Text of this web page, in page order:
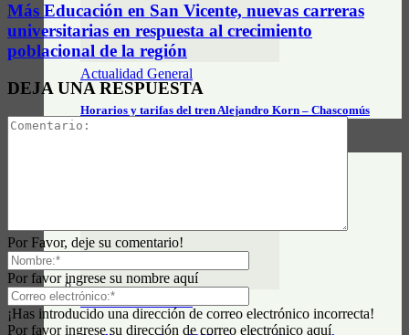
Actualidad General
Horarios y tarifas del tren Alejandro Korn – Chascomús
Actualidad General
Más Educación en San Vicente, nuevas carreras
universitarias en respuesta al crecimiento
poblacional de la región
DEJA UNA RESPUESTA
Por Favor, deje su comentario!
Por favor ingrese su nombre aquí
¡Has introducido una dirección de correo electrónico incorrecta!
Por favor ingrese su dirección de correo electrónico aquí